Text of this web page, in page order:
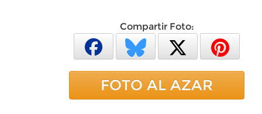
Compartir Foto:
FOTO AL AZAR